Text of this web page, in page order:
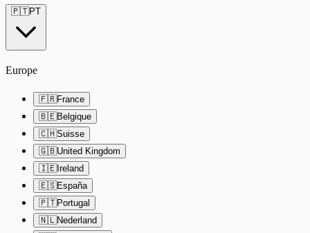
🇵🇹PT
Europe
🇫🇷France
🇧🇪Belgique
🇨🇭Suisse
🇬🇧United Kingdom
🇮🇪Ireland
🇪🇸España
🇵🇹Portugal
🇳🇱Nederland